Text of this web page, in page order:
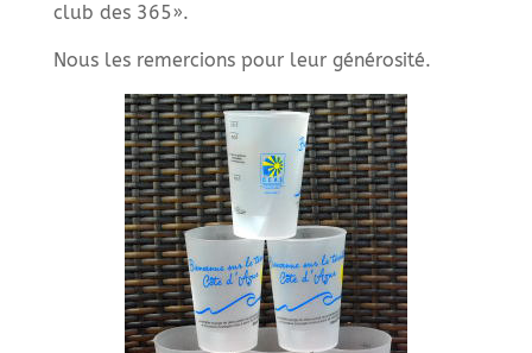
club des 365».
Nous les remercions pour leur générosité.